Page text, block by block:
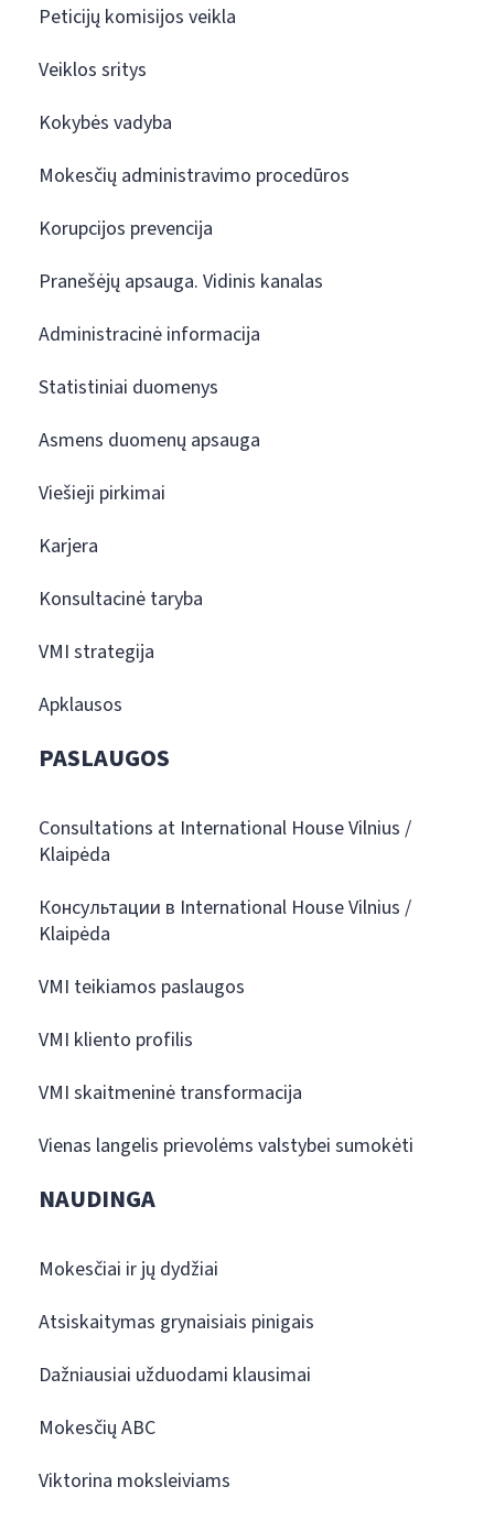
Peticijų komisijos veikla
Veiklos sritys
Kokybės vadyba
Mokesčių administravimo procedūros
Korupcijos prevencija
Pranešėjų apsauga. Vidinis kanalas
Administracinė informacija
Statistiniai duomenys
Asmens duomenų apsauga
Viešieji pirkimai
Karjera
Konsultacinė taryba
VMI strategija
Apklausos
PASLAUGOS
Consultations at International House Vilnius /
Klaipėda
Консультации в International House Vilnius /
Klaipėda
VMI teikiamos paslaugos
VMI kliento profilis
VMI skaitmeninė transformacija
Vienas langelis prievolėms valstybei sumokėti
NAUDINGA
Mokesčiai ir jų dydžiai
Atsiskaitymas grynaisiais pinigais
Dažniausiai užduodami klausimai
Mokesčių ABC
Viktorina moksleiviams